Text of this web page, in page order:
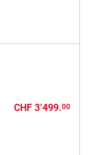
CHF 3’499.00